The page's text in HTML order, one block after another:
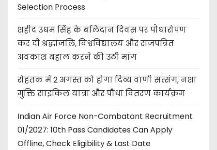
Selection Process
शहीद उधम सिंह के बलिदान दिवस पर पौधारोपण
कर दी श्रद्धांजलि, विश्वविद्यालय और राजपत्रित
अवकाश बहाल करने की उठी मांग
रोहतक में 2 अगस्त को होगा दिव्य वाणी सत्संग, नशा
मुक्ति साइकिल यात्रा और पौधा वितरण कार्यक्रम
Indian Air Force Non-Combatant Recruitment
01/2027: 10th Pass Candidates Can Apply
Offline, Check Eligibility & Last Date